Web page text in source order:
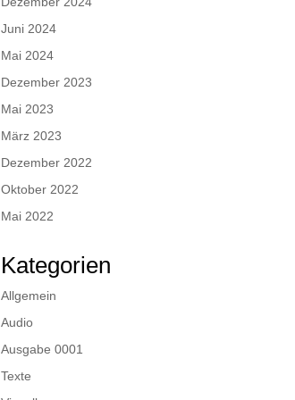
Juni 2024
Mai 2024
Dezember 2023
Mai 2023
März 2023
Dezember 2022
Oktober 2022
Mai 2022
Kategorien
Allgemein
Audio
Ausgabe 0001
Texte